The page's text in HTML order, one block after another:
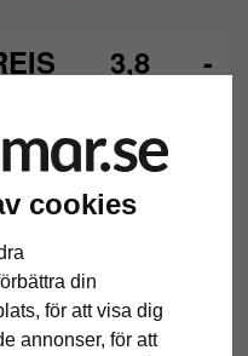
cookies
din
för att visa dig
annonser, för att
3,8 -